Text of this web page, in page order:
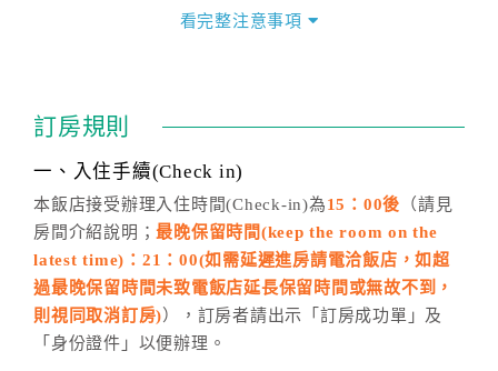
價」之當日價格為標準。
話方式異動訂單。
※非客服時間之申辦異動，皆為次日計算及辦理。
五、客服時間
週一至週日，上午9:00～晚上6:00
六、聯絡方式
週一至週日：客服聯絡單、LINE@ 、電話：
(07)9682715 。
看完整注意事項
訂房規則
一、入住手續(Check in)
本飯店接受辦理入住時間(Check-in)為15：00後 （請見
房間介紹說明；最晚保留時間(keep the room on the
latest time)：21：00(如需延遲進房請電洽飯店，如超
過最晚保留時間未致電飯店延長保留時間或無故不到，
則視同取消訂房)），訂房者請出示「訂房成功單」及
「身份證件」以便辦理。